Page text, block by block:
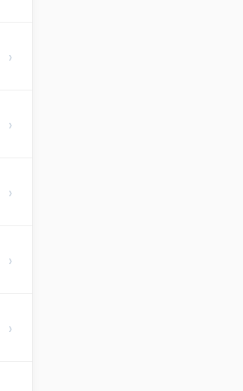
›
›
›
›
›